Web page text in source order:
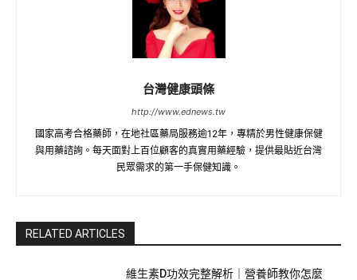
台灣健康頭條
http://www.ednews.tw
國家高考合格藥師，在地社區藥局服務逾12年，專精於男性健康保健
與用藥諮詢。每天面對上百位顧客的真實用藥經驗，提供最貼近台灣
民眾需求的第一手保健知識。
RELATED ARTICLES
維生素D功效完整解析｜營養師教你怎麼